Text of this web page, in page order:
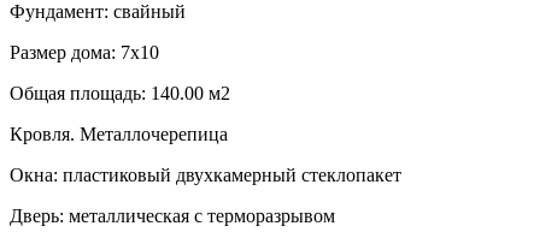
Фундамент: свайный
Размер дома: 7х10
Общая площадь: 140.00 м2
Кровля. Металлочерепица
Окна: пластиковый двухкамерный стеклопакет
Дверь: металлическая с терморазрывом